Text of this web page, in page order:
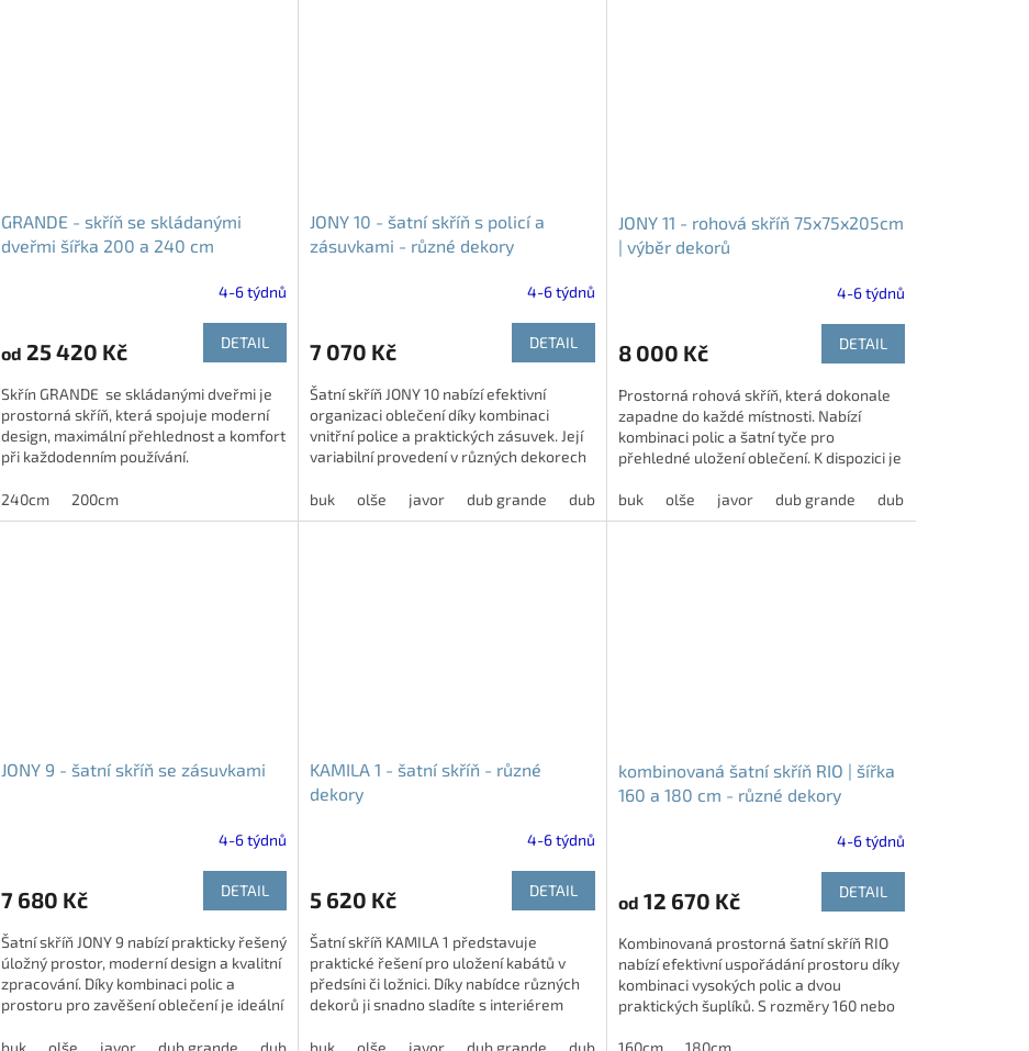
GRANDE - skříň se skládanými
dveřmi šířka 200 a 240 cm
4-6 týdnů
od 25 420 Kč DETAIL
Skřín GRANDE se skládanými dveřmi je
prostorná skříň, která spojuje moderní
design, maximální přehlednost a komfort
při každodenním používání.
240cm 200cm
JONY 10 - šatní skříň s policí a
zásuvkami - různé dekory
4-6 týdnů
7 070 Kč DETAIL
Šatní skříň JONY 10 nabízí efektivní
organizaci oblečení díky kombinaci
vnitřní police a praktických zásuvek. Její
variabilní provedení v různých dekorech
buk
olše javor dub grande dub harmony modřín latté jasan šedý dub bělený
JONY 11 - rohová skříň 75x75x205cm
| výběr dekorů
4-6 týdnů
8 000 Kč DETAIL
Prostorná rohová skříň, která dokonale
zapadne do každé místnosti. Nabízí
kombinaci polic a šatní tyče pro
přehledné uložení oblečení. K dispozici je
buk
olše javor dub grande dub harmony
JONY 9 - šatní skříň se zásuvkami
4-6 týdnů
7 680 Kč DETAIL
Šatní skříň JONY 9 nabízí prakticky řešený
úložný prostor, moderní design a kvalitní
zpracování. Díky kombinaci polic a
prostoru pro zavěšení oblečení je ideální
KAMILA 1 - šatní skříň - různé
dekory
4-6 týdnů
5 620 Kč DETAIL
Šatní skříň KAMILA 1 představuje
praktické řešení pro uložení kabátů v
předsíni či ložnici. Díky nabídce různých
dekorů ji snadno sladíte s interiérem
kombinovaná šatní skříň RIO | šířka
160 a 180 cm - různé dekory
4-6 týdnů
od 12 670 Kč DETAIL
Kombinovaná prostorná šatní skříň RIO
nabízí efektivní uspořádání prostoru díky
kombinaci vysokých polic a dvou
praktických šuplíků. S rozměry 160 nebo